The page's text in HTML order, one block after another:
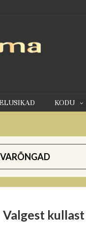
KODU
Valgest